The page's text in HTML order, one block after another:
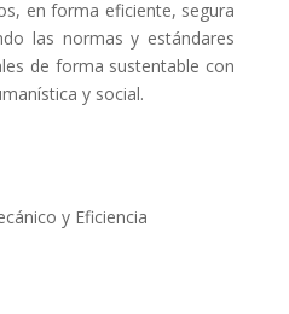
en forma eficiente, segura
las normas y estándares
de forma sustentable con
y social.
y Eficiencia